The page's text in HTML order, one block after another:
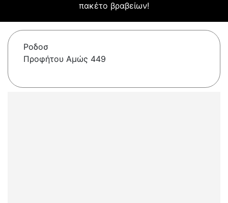
πακέτο βραβείων!
Ροδοσ
Προφήτου Αμώς 449